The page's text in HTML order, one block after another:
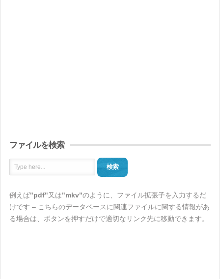
ファイルを検索
検索
例えば"pdf"又は"mkv"のように、ファイル拡張子を入力するだ
けです – こちらのデータベースに関連ファイルに関する情報があ
る場合は、ボタンを押すだけで適切なリンク先に移動できます。